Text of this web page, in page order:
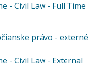
- Civil Law - Full Time
právo - externé
- Civil Law - External